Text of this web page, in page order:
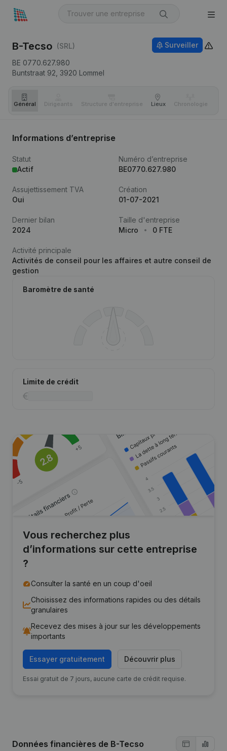
B-Tecso (SRL)
BE 0770.627.980
Buntstraat 92, 3920 Lommel
Surveiller
Général Dirigeants Structure d'entreprise Lieux Chronologie
Informations d’entreprise
Statut
Actif
Numéro d’entreprise
BE0770.627.980
Assujettissement TVA
Oui
Création
01-07-2021
Dernier bilan
2024
Taille d'entreprise
Micro
0 FTE
Activité principale
Activités de conseil pour les affaires et autre conseil de
gestion
Baromètre de santé
Limite de crédit
Vous recherchez plus
d’informations sur cette entreprise
?
Consulter la santé en un coup d'oeil
Choisissez des informations rapides ou des détails
granulaires
Recevez des mises à jour sur les développements
importants
Essayer gratuitement Découvrir plus
Essai gratuit de 7 jours, aucune carte de crédit requise.
Données financières de B-Tecso